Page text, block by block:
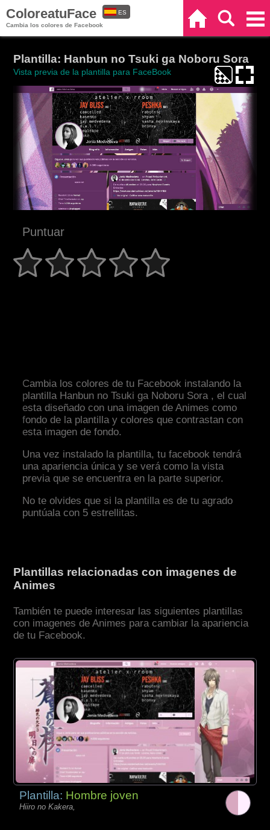
ColoreatuFace
Cambia los colores de Facebook
ES
Plantilla: Hanbun no Tsuki ga Noboru Sora
Vista previa de la plantilla para FaceBook
Puntuar
Cambia los colores de tu Facebook instalando la
plantilla Hanbun no Tsuki ga Noboru Sora , el cual
esta diseñado con una imagen de Animes como
fondo de la plantilla y colores que contrastan con
esta imagen de fondo.
Una vez instalado la plantilla, tu facebook tendrá
una apariencia única y se verá como la vista
previa que se encuentra en la parte superior.
No te olvides que si la plantilla es de tu agrado
puntúala con 5 estrellitas.
Plantillas relacionadas con imagenes de
Animes
También te puede interesar las siguientes plantillas
con imagenes de Animes para cambiar la apariencia
de tu Facebook.
Plantilla: Hombre joven
Hiiro no Kakera,